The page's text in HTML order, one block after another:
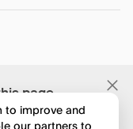
page
to improve and
our partners to